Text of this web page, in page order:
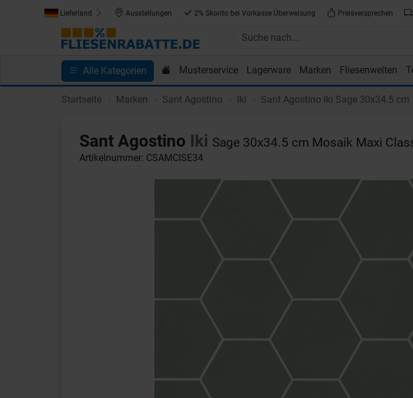
Lieferland Ausstellungen 2% Skonto bei Vorkasse Überweisung Preisversprechen
Alle Kategorien Musterservice Lagerware Marken Fliesenwelten
Kundenprojekte Blog Einkaufen bei Fliesenrabatte.de
Startseite Marken Sant Agostino Iki Sant Agostino Iki Sage 30x34.5 cm
Sant Agostino Iki Sage 30x34.5 cm Mosaik Maxi
Artikelnummer: CSAMCISE34